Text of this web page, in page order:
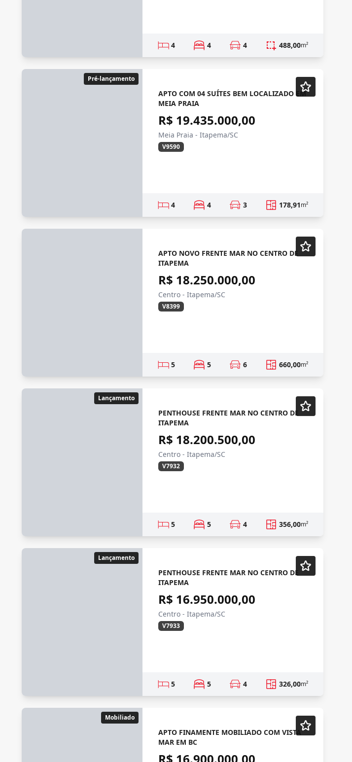
4 4 4 488,00m²
Pré-lançamento
APTO COM 04 SUÍTES BEM LOCALIZADO EM
MEIA PRAIA
R$ 19.435.000,00
Meia Praia - Itapema/SC
V9590
4 4 3 178,91m²
APTO NOVO FRENTE MAR NO CENTRO DE
ITAPEMA
R$ 18.250.000,00
Centro - Itapema/SC
V8399
5 5 6 660,00m²
Lançamento
PENTHOUSE FRENTE MAR NO CENTRO DE
ITAPEMA
R$ 18.200.500,00
Centro - Itapema/SC
V7932
5 5 4 356,00m²
Lançamento
PENTHOUSE FRENTE MAR NO CENTRO DE
ITAPEMA
R$ 16.950.000,00
Centro - Itapema/SC
V7933
5 5 4 326,00m²
Mobiliado
APTO FINAMENTE MOBILIADO COM VISTA
MAR EM BC